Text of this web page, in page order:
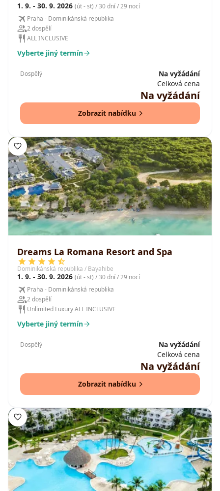
1. 9. - 30. 9. 2026 (út - st) / 30 dní / 29 nocí
Praha - Dominikánská republika
2 dospělí
ALL INCLUSIVE
Vyberte jiný termín
Dospělý
Na vyžádání
Celková cena
Na vyžádání
Zobrazit nabídku
Dreams La Romana Resort and Spa
Dominikánská republika / Bayahibe
1. 9. - 30. 9. 2026 (út - st) / 30 dní / 29 nocí
Praha - Dominikánská republika
2 dospělí
Unlimited Luxury ALL INCLUSIVE
Vyberte jiný termín
Dospělý
Na vyžádání
Celková cena
Na vyžádání
Zobrazit nabídku